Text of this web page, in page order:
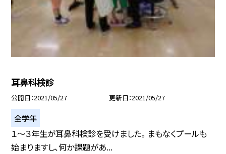
耳鼻科検診
公開日 2021/05/27 更新日 2021/05/27
全学年
１〜３年生が耳鼻科検診を受けました。 まもなくプールも
始まりますし、何か課題があ...